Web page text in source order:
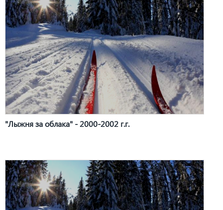
"Лыжня за облака" - 2000-2002 г.г.